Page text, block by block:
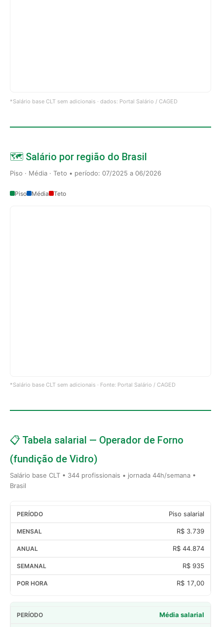
*Salário base CLT sem adicionais · dados: Portal Salário / CAGED
🗺️ Salário por região do Brasil
Piso · Média · Teto • período: 07/2025 a 06/2026
Piso Média Teto
*Salário base CLT sem adicionais · Fonte: Portal Salário / CAGED
📋 Tabela salarial — Operador de Forno
(fundição de Vidro)
Salário base CLT • 344 profissionais • jornada 44h/semana •
Brasil
Piso salarial
R$ 3.739
R$ 44.874
R$ 935
R$ 17,00
Média salarial